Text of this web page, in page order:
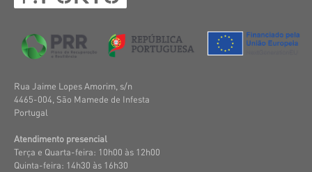
Rua Jaime Lopes Amorim, s/n
4465-004, São Mamede de Infesta
Portugal
Atendimento presencial
Terça e Quarta-feira: 10h00 às 12h00
Quinta-feira: 14h30 às 16h30